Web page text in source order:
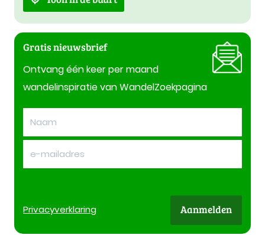
Gratis nieuwsbrief
Ontvang één keer per maand
wandelinspiratie van WandelZoekpagina
Privacyverklaring Aanmelden